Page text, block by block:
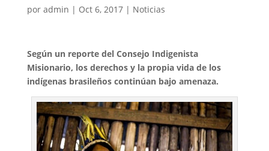
por admin | Oct 6, 2017| Noticias
Según un reporte del Consejo Indigenista
Misionario, los derechos y la propia vida de los
indígenas brasileños continúan bajo amenaza.